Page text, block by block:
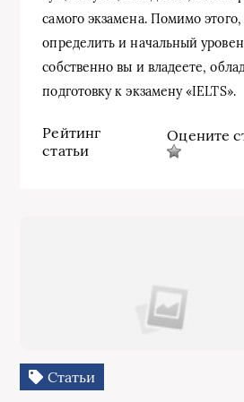
самого экзамена. Помимо
определить и начальный
собственно вы и владеете,
подготовку к экзамену «IELTS».
Рейтинг
статьи
Оцените
Статьи